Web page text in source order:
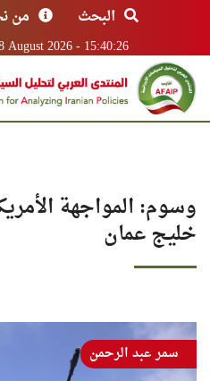
البحث من
August 2026 - 15:40:26
وسوم: المواجهة
خليج عمان
سمر عبد الرحمن